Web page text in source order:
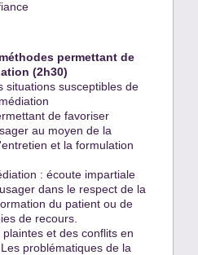
permettant de
(2h30)
situations susceptibles de
de favoriser
au moyen de la
et la formulation
: écoute impartiale
dans le respect de la
du patient ou de
de recours.
et des conflits en
problématiques de la